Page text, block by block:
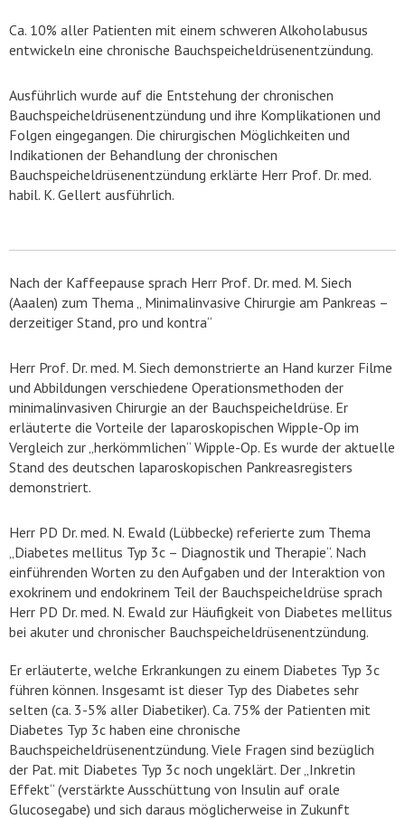
Ca. 10% aller Patienten mit einem schweren Alkoholabusus
entwickeln eine chronische Bauchspeicheldrüsenentzündung.
Ausführlich wurde auf die Entstehung der chronischen
Bauchspeicheldrüsenentzündung und ihre Komplikationen und
Folgen eingegangen. Die chirurgischen Möglichkeiten und
Indikationen der Behandlung der chronischen
Bauchspeicheldrüsenentzündung erklärte Herr Prof. Dr. med.
habil. K. Gellert ausführlich.
Nach der Kaffeepause sprach Herr Prof. Dr. med. M. Siech
(Aaalen) zum Thema „ Minimalinvasive Chirurgie am Pankreas –
derzeitiger Stand, pro und kontra“
Herr Prof. Dr. med. M. Siech demonstrierte an Hand kurzer Filme
und Abbildungen verschiedene Operationsmethoden der
minimalinvasiven Chirurgie an der Bauchspeicheldrüse. Er
erläuterte die Vorteile der laparoskopischen Wipple-Op im
Vergleich zur „herkömmlichen“ Wipple-Op. Es wurde der aktuelle
Stand des deutschen laparoskopischen Pankreasregisters
demonstriert.
Herr PD Dr. med. N. Ewald (Lübbecke) referierte zum Thema
„Diabetes mellitus Typ 3c – Diagnostik und Therapie“. Nach
einführenden Worten zu den Aufgaben und der Interaktion von
exokrinem und endokrinem Teil der Bauchspeicheldrüse sprach
Herr PD Dr. med. N. Ewald zur Häufigkeit von Diabetes mellitus
bei akuter und chronischer Bauchspeicheldrüsenentzündung.
Er erläuterte, welche Erkrankungen zu einem Diabetes Typ 3c
führen können. Insgesamt ist dieser Typ des Diabetes sehr
selten (ca. 3-5% aller Diabetiker). Ca. 75% der Patienten mit
Diabetes Typ 3c haben eine chronische
Bauchspeicheldrüsenentzündung. Viele Fragen sind bezüglich
der Pat. mit Diabetes Typ 3c noch ungeklärt. Der „Inkretin
Effekt“ (verstärkte Ausschüttung von Insulin auf orale
Glucosegabe) und sich daraus möglicherweise in Zukunft